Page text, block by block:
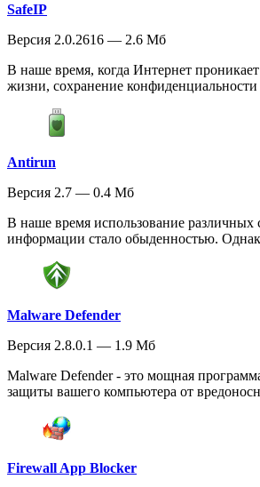
SafeIP
Версия 2.0.2616 — 2.6 Мб
В наше время, когда Интернет
жизни, сохранение конфиденциальности
Antirun
Версия 2.7 — 0.4 Мб
В наше время использование различных
информации стало обыденностью.
Malware Defender
Версия 2.8.0.1 — 1.9 Мб
Malware Defender - это мощная
защиты вашего компьютера от
Firewall App Blocker